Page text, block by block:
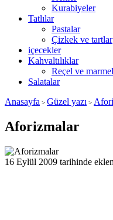
Kurabiyeler
Tatlılar
Pastalar
Çizkek ve tartlar
içecekler
Kahvaltılıklar
Reçel ve
Salatalar
Anasayfa > Güzel yazı >
Aforizmalar
16 Eylül 2009 tarihinde